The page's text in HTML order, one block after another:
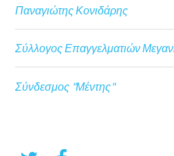
Παναγιώτης Κονιδάρης
Σύλλογος Επαγγελματιών
Σύνδεσμος "Μέντης"